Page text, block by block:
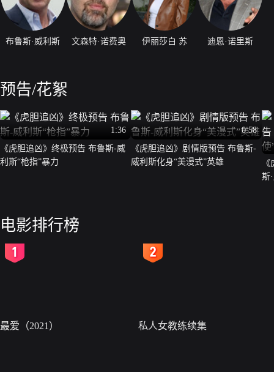
布鲁斯·威利斯 文森特·诺费奥 伊丽莎白 苏 迪恩·诺里斯
预告/花絮
1:36
《虎胆追凶》终极预告 布鲁斯-威
利斯“枪指”暴力
0:58
《虎胆追凶》剧情版预告 布鲁斯-
威利斯化身“美漫式”英雄
斯
电影排行榜
最爱（2021） 私人女教练续集